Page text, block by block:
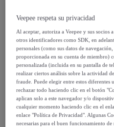
Sabatier
Pro Flex - Espátula 25
Modelo: Pro Flex -
9,80 €
12,30 €
-20%
Veepee respeta su privacidad
Al aceptar, autoriza a Veepee y sus socios
otros identificadores como SDK, en
personales (como sus datos de
proporcionada en su cuenta de miembro)
personalizada (incluida en su pantalla de
realizar ciertos análisis sobre la actividad
fraude. Puede elegir entre estos
rechazar todo haciendo clic en el botón
aplican solo a este navegador y/o
cualquier momento haciendo clic en el
enlace "Política de Privacidad". Algunas
necesarias para el buen funcionamiento